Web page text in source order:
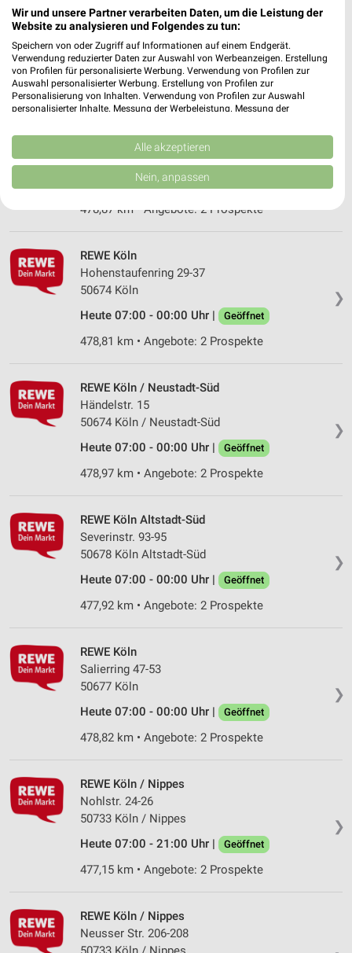
Venloer Str. 41
50672 Köln / Neustadt-Nord
Heute 07:00 - 00:00 Uhr | Geöffnet
478,70 km • Angebote: 2 Prospekte
❯
Brüsseler Str. 62
50674 Köln / Neustadt-Nord
Heute 07:00 - 22:00 Uhr |
478,87 km • Angebote: 2 Prospekte
❯
REWE Köln
Hohenstaufenring 29-37
50674 Köln
Heute 07:00 - 00:00 Uhr |
Geöffnet
478,81 km • Angebote: 2 Prospekte
❯
REWE Köln / Neustadt-Süd
Händelstr. 15
50674 Köln / Neustadt-Süd
Heute 07:00 - 00:00 Uhr |
Geöffnet
478,97 km • Angebote: 2 Prospekte
❯
REWE Köln Altstadt-Süd
Severinstr. 93-95
50678 Köln Altstadt-Süd
Heute 07:00 - 00:00 Uhr |
Geöffnet
477,92 km • Angebote: 2 Prospekte
❯
REWE Köln
Salierring 47-53
50677 Köln
Heute 07:00 - 00:00 Uhr |
Geöffnet
478,82 km • Angebote: 2 Prospekte
❯
REWE Köln / Nippes
Nohlstr. 24-26
50733 Köln / Nippes
Heute 07:00 - 21:00 Uhr |
Geöffnet
477,15 km • Angebote: 2 Prospekte
REWE Köln / Nippes
Neusser Str. 206-208
Wir und unsere Partner verarbeiten Daten, um die Leistung der
Website zu analysieren und Folgendes zu tun:
Speichern von oder Zugriff auf Informationen auf einem Endgerät.
Verwendung reduzierter Daten zur Auswahl von Werbeanzeigen. Erstellung
von Profilen für personalisierte Werbung. Verwendung von Profilen zur
Auswahl personalisierter Werbung. Erstellung von Profilen zur
Personalisierung von Inhalten. Verwendung von Profilen zur Auswahl
personalisierter Inhalte. Messung der Werbeleistung. Messung der
Kombinationen von Daten aus verschiedenen Quellen. Entwicklung und
Verbesserung der Angebote. Verwendung reduzierter Daten zur Auswahl
von Inhalten.
Daten können außerhalb der Europäischen Union weitergegeben und in die
USA gesendet werden.
Website/App.
Wir nutzen Ihre Daten für folgende Zwecke:
IAB-Verarbeitungszwecke:
Speichern von oder Zugriff auf Informationen
auf einem Endgerät
Verwendung reduzierter Daten zur Auswahl von
Erstellung von Profilen für personalisierte
Werbung
personalisierter Werbung
Erstellung von Profilen zur Personalisierung
Verwendung von Profilen zur Auswahl
personalisierter Inhalte
Messung der Performance von Inhalten
Kombinationen von Daten aus verschiedenen
Quellen
Entwicklung und Verbesserung der Angebote
Verwendung genauer Standortdaten
Geräte anhand von aktiv angeforderten
Informationen identifizieren
Nicht-IAB-Verarbeitungszwecke:
Performance
Alle akzeptieren
Nein, anpassen